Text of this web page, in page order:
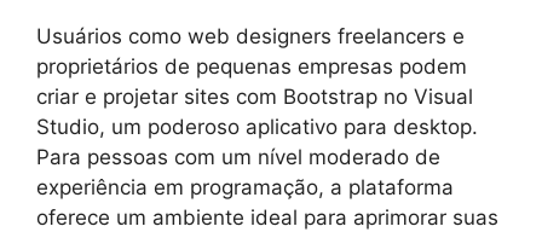
Usuários como web designers freelancers e
proprietários de pequenas empresas podem
criar e projetar sites com Bootstrap no Visual
Studio, um poderoso aplicativo para desktop.
Para pessoas com um nível moderado de
experiência em programação, a plataforma
oferece um ambiente ideal para aprimorar suas